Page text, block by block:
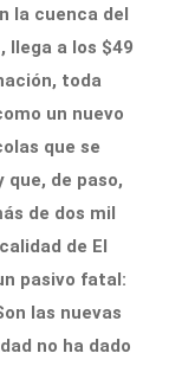
la cuenca del
llega a los $49
toda
un nuevo
que se
de paso,
de dos mil
de El
pasivo fatal:
las nuevas
no ha dado